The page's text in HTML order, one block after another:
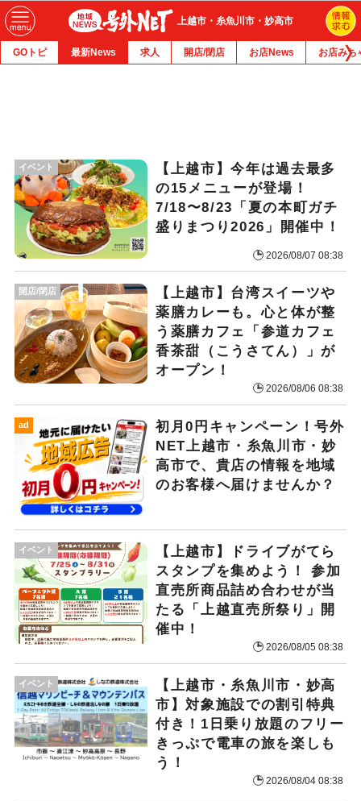
上越市・糸魚川市・妙高市
GOトピ 最新News 求人 開店/閉店 お店News お店みち
イベント
【上越市】今年は過去最多
の15メニューが登場！
7/18〜8/23「夏の本町ガチ
盛りまつり2026」開催中！
2026/08/07 08:38
【上越市】台湾スイーツや
薬膳カレーも。心と体が整
う薬膳カフェ「参道カフェ
香茶甜（こうさてん）」が
オープン！
2026/08/06 08:38
開店/閉店
ad
初月0円キャンペーン！号外
NET上越市・糸魚川市・妙
高市で、貴店の情報を地域
のお客様へ届けませんか？
【上越市】ドライブがてら
スタンプを集めよう！ 参加
直売所商品詰め合わせが当
たる「上越直売所祭り」開
催中！
2026/08/05 08:38
イベント
【上越市・糸魚川市・妙高
市】対象施設での割引特典
付き！1日乗り放題のフリー
きっぷで電車の旅を楽しも
う！
2026/08/04 08:38
イベント